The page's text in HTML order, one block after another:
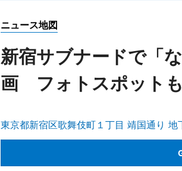
ニュース地図
新宿サブナードで「
画 フォトスポット
東京都新宿区歌舞伎町１丁目 靖国通り 地